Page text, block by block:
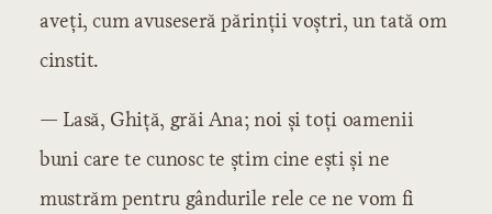
aveți, cum avuseseră părinții voștri, un tată om
cinstit.
— Lasă, Ghiță, grăi Ana; noi și toți oamenii
buni care te cunosc te știm cine ești și ne
mustrăm pentru gândurile rele ce ne vom fi